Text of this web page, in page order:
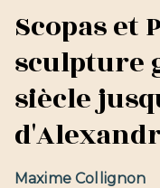
Scopas et
sculpture
siècle
Maxime Collignon